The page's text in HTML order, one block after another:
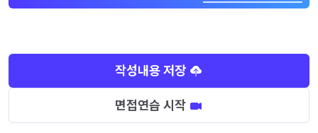
작성내용 저장
면접연습 시작